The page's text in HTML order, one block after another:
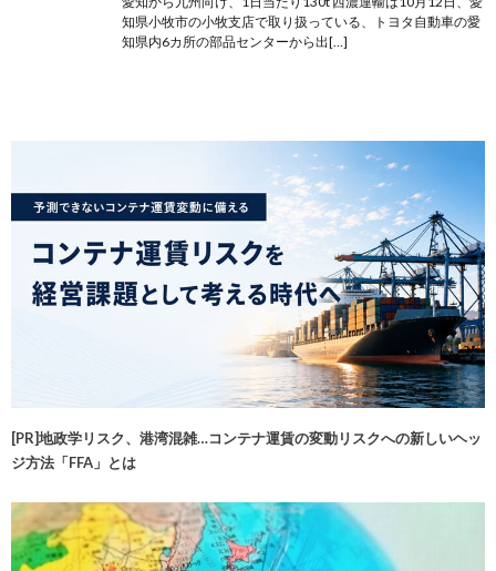
知県小牧市の小牧支店で取り扱っている、トヨタ自動車の愛
知県内6カ所の部品センターから出[…]
[PR]地政学リスク、港湾混雑…コンテナ運賃の変動リスクへの新しいヘッ
ジ方法「FFA」とは